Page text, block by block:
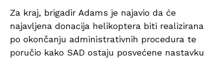
Za kraj, brigadir Adams je najavio da će
najavljena donacija helikoptera biti realizirana
po okončanju administrativnih procedura te
poručio kako SAD ostaju posvećene nastavku